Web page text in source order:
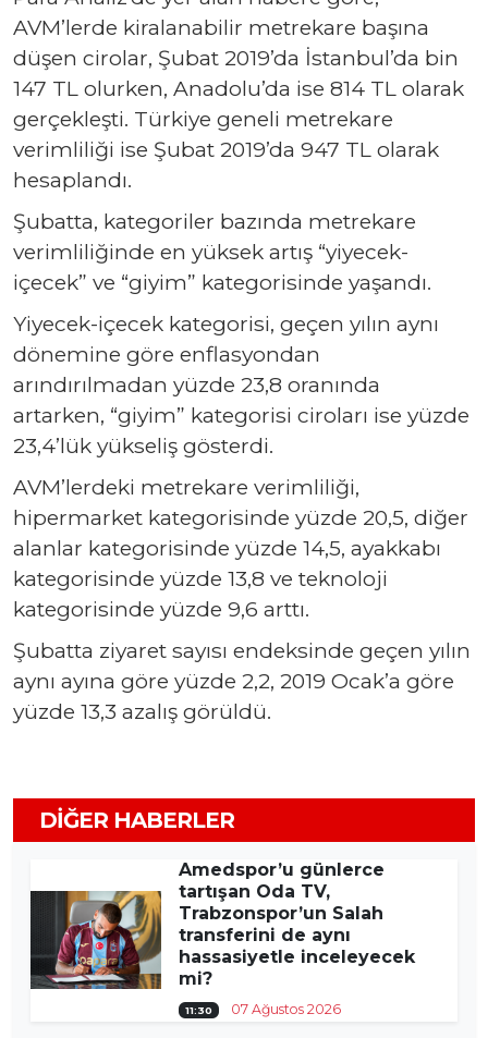
AVM’lerde kiralanabilir metrekare başına
düşen cirolar, Şubat 2019’da İstanbul’da bin
147 TL olurken, Anadolu’da ise 814 TL olarak
gerçekleşti. Türkiye geneli metrekare
verimliliği ise Şubat 2019’da 947 TL olarak
hesaplandı.
Şubatta, kategoriler bazında metrekare
verimliliğinde en yüksek artış “yiyecek-
içecek” ve “giyim” kategorisinde yaşandı.
Yiyecek-içecek kategorisi, geçen yılın aynı
dönemine göre enflasyondan
arındırılmadan yüzde 23,8 oranında
artarken, “giyim” kategorisi ciroları ise yüzde
23,4’lük yükseliş gösterdi.
AVM’lerdeki metrekare verimliliği,
hipermarket kategorisinde yüzde 20,5, diğer
alanlar kategorisinde yüzde 14,5, ayakkabı
kategorisinde yüzde 13,8 ve teknoloji
kategorisinde yüzde 9,6 arttı.
Şubatta ziyaret sayısı endeksinde geçen yılın
aynı ayına göre yüzde 2,2, 2019 Ocak’a göre
yüzde 13,3 azalış görüldü.
DIĞER HABERLER
Amedspor’u günlerce
tartışan Oda TV,
Trabzonspor’un Salah
transferini de aynı
hassasiyetle inceleyecek
mi?
11:30 07 Ağustos 2026